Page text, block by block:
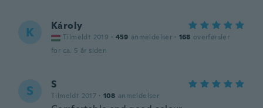
K Károly
Tilmeldt 2019 · 459 anmeldelser · 168 overførsler
for ca. 5 år siden
S S
Tilmeldt 2017 · 108 anmeldelser